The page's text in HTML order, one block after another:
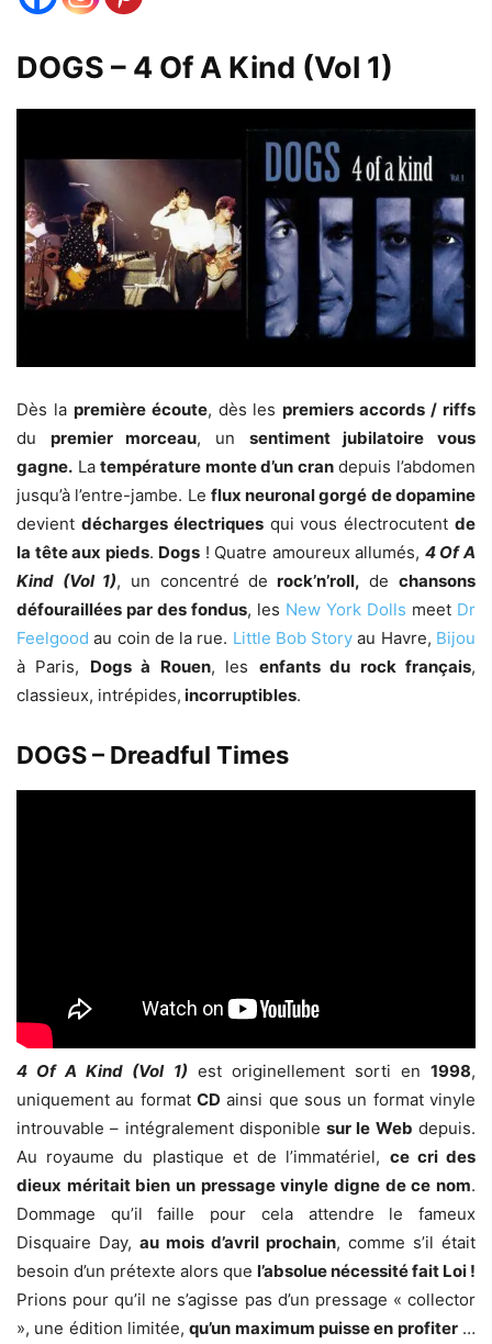
DOGS – 4 Of A Kind (Vol 1)
Dès la première écoute, dès lespremiers accords / riffs
du premier morceau, un sentiment jubilatoire vous
gagne. Latempérature monte d’un crandepuis l’abdomen
jusqu’à l’entre-jambe. Le flux neuronal gorgé de dopamine
devient décharges électriquesqui vous électrocutentde
la tête aux pieds. Dogs ! Quatre amoureux allumés, 4 Of A
Kind (Vol 1), un concentré de rock’n’roll, de chansons
défouraillées par des fondus, les New York Dolls meet Dr
Feelgood au coin de la rue. Little Bob Story au Havre, Bijou
à Paris, Dogs à Rouen, les enfants du rock français,
classieux, intrépides, incorruptibles.
DOGS – Dreadful Times
4 Of A Kind (Vol 1)est originellement sorti en 1998,
uniquement au format CD ainsi que sous un format vinyle
introuvable – intégralement disponiblesur le Web depuis.
Au royaume du plastique et de l’immatériel, ce cri des
dieux méritait bien un pressage vinyle digne de ce nom.
Dommage qu’il faille pour cela attendre le fameux
Disquaire Day, au mois d’avril prochain, comme s’il était
besoin d’un prétexte alors que l’absolue nécessité fait Loi !
Prions pour qu’il ne s’agisse pas d’un pressage « collector
», une édition limitée,qu’un maximum puisse en profiter…